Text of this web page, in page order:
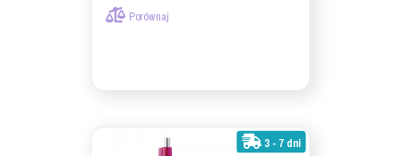
Porównaj
3 - 7 dni